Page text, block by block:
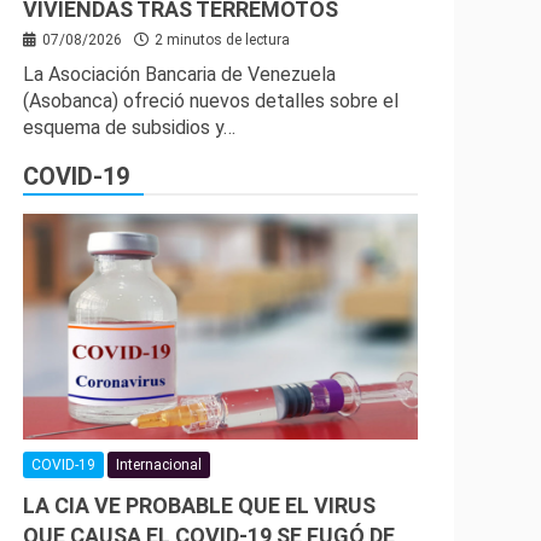
VIVIENDAS TRAS TERREMOTOS
07/08/2026 2 minutos de lectura
La Asociación Bancaria de Venezuela
(Asobanca) ofreció nuevos detalles sobre el
esquema de subsidios y…
COVID-19
COVID-19 Internacional
LA CIA VE PROBABLE QUE EL VIRUS